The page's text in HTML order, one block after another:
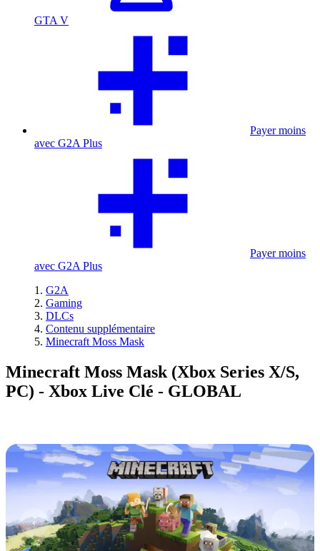
GTA V
Payer moins
avec G2A Plus
Payer moins
avec G2A Plus
G2A
Gaming
DLCs
Contenu supplémentaire
Minecraft Moss Mask
Minecraft Moss Mask (Xbox Series X/S,
PC) - Xbox Live Clé - GLOBAL